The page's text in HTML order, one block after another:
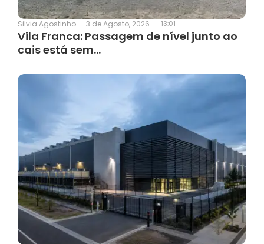
Silvia Agostinho - 3 de Agosto, 2026 - 13:01
Vila Franca: Passagem de nível junto ao
cais está sem…